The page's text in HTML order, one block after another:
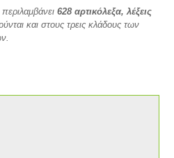
628 αρτικόλεξα, λέξεις
και στους τρεις κλάδους των